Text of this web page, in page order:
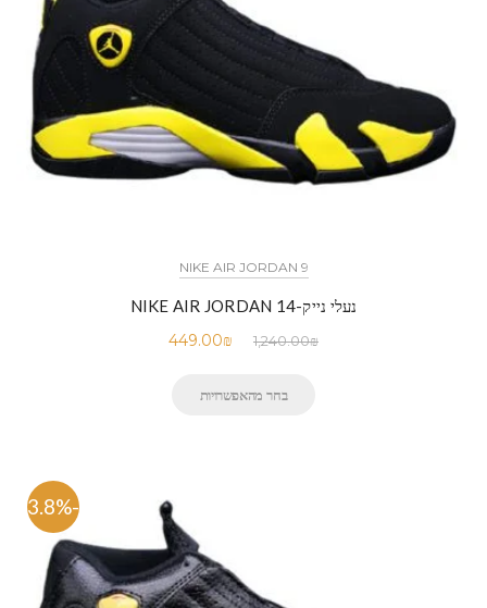
NIKE AIR JORDAN 9
נעלי נייק-NIKE AIR JORDAN 14
1,240.00₪
449.00₪
בחר מהאפשרויות
-63.8%